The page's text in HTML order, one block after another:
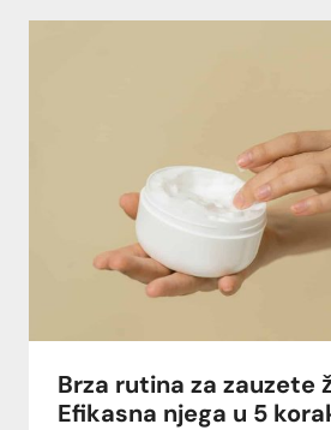
Brza rutina za zauzete
Efikasna njega u 5